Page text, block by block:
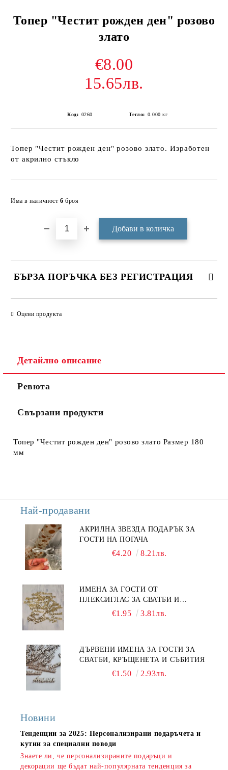
Топер "Честит рожден ден" розово
злато
€8.00
15.65лв.
Код: 0260 Тегло: 0.000 кг
Топер "Честит рожден ден" розово злато. Изработен
от акрилно стъкло
Има в наличност 6 броя
БЪРЗА ПОРЪЧКА БЕЗ РЕГИСТРАЦИЯ
Оцени продукта
Детайлно описание
Ревюта
Свързани продукти
Топер "Честит рожден ден" розово злато Размер 180
мм
Най-продавани
АКРИЛНА ЗВЕЗДА ПОДАРЪК ЗА
ГОСТИ НА ПОГАЧА
€4.20 8.21лв.
ИМЕНА ЗА ГОСТИ ОТ
ПЛЕКСИГЛАС ЗА СВАТБИ И
СЪБИТИЯ€1.95 3.81лв.
ДЪРВЕНИ ИМЕНА ЗА ГОСТИ ЗА
СВАТБИ, КРЪЩЕНЕТА И СЪБИТИЯ
€1.50 2.93лв.
Новини
Тенденции за 2025: Персонализирани подаръчета и
кутии за специални поводи
Знаете ли, че персонализираните подаръци и
декорации ще бъдат най-популярната тенденция за